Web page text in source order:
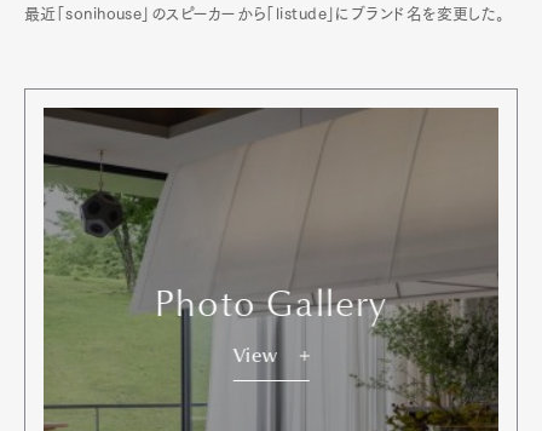
Art&Design WatchFashion
GourmetCars
Lifestyle
最近「sonihouse」のスピーカーから「listude」にブランド名を変更した。
Photo Gallery
View